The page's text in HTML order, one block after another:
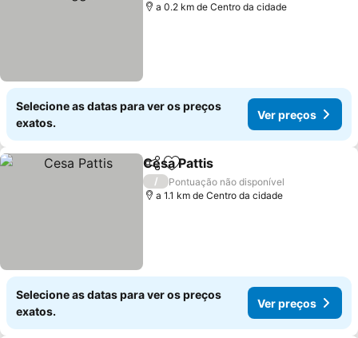
a 0.2 km de Centro da cidade
Selecione as datas para ver os preços
exatos.
Ver preços
PartilharAdicionar aos favoritos
Cesa Pattis
/
Pontuação não disponível
a 1.1 km de Centro da cidade
Selecione as datas para ver os preços
exatos.
Ver preços